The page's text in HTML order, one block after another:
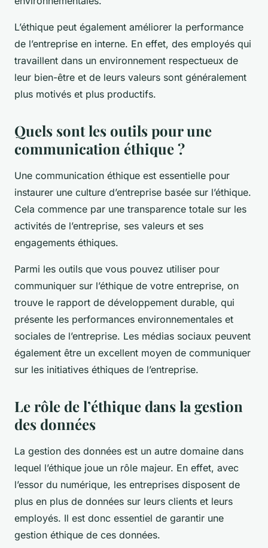
L’éthique peut également améliorer la performance
de l’entreprise en interne. En effet, des employés qui
travaillent dans un environnement respectueux de
leur bien-être et de leurs valeurs sont généralement
plus motivés et plus productifs.
Quels sont les outils pour une
communication éthique ?
Une communication éthique est essentielle pour
instaurer une culture d’entreprise basée sur l’éthique.
Cela commence par une transparence totale sur les
activités de l’entreprise, ses valeurs et ses
engagements éthiques.
Parmi les outils que vous pouvez utiliser pour
communiquer sur l’éthique de votre entreprise, on
trouve le rapport de développement durable, qui
présente les performances environnementales et
sociales de l’entreprise. Les médias sociaux peuvent
également être un excellent moyen de communiquer
sur les initiatives éthiques de l’entreprise.
Le rôle de l’éthique dans la gestion
des données
La gestion des données est un autre domaine dans
lequel l’éthique joue un rôle majeur. En effet, avec
l’essor du numérique, les entreprises disposent de
plus en plus de données sur leurs clients et leurs
employés. Il est donc essentiel de garantir une
gestion éthique de ces données.